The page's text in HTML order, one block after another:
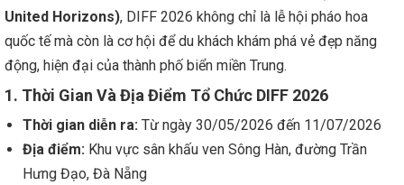
United Horizons), DIFF 2026 không chỉ là lễ hội pháo hoa
quốc tế mà còn là cơ hội để du khách khám phá vẻ đẹp năng
động, hiện đại của thành phố biển miền Trung.
1. Thời Gian Và Địa Điểm Tổ Chức DIFF 2026
Thời gian diễn ra: Từ ngày 30/05/2026 đến 11/07/2026
Địa điểm: Khu vực sân khấu ven Sông Hàn, đường Trần
Hưng Đạo, Đà Nẵng